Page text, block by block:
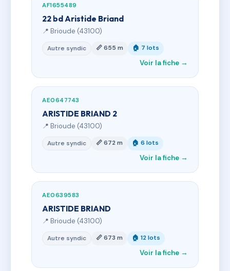
AF1655489
22 bd Aristide Briand
📍 Brioude (43100)
Autre syndic 📏 655 m 🏠 7 lots
Voir la fiche →
AE0647743
ARISTIDE BRIAND 2
📍 Brioude (43100)
Autre syndic 📏 672 m 🏠 6 lots
Voir la fiche →
AE0639583
ARISTIDE BRIAND
📍 Brioude (43100)
Autre syndic 📏 673 m 🏠 12 lots
Voir la fiche →